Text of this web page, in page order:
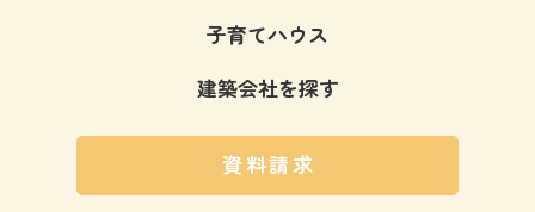
子育てハウス
建築会社を探す
資料請求